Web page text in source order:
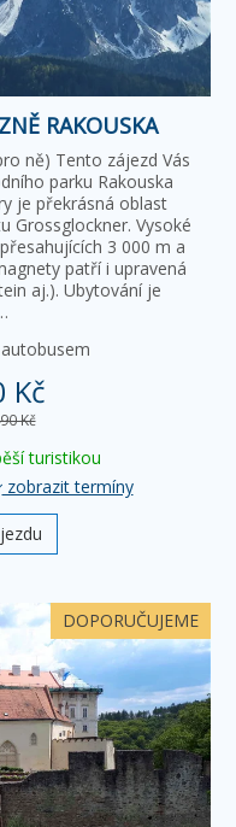
RAKOUSKA
ně) Tento zájezd Vás
parku Rakouska
je překrásná oblast
Grossglockner. Vysoké
3 000 m a
patří i upravená
aj.). Ubytování je
autobusem
Kč
Kč
turistikou
zobrazit termíny
DOPORUČUJEME